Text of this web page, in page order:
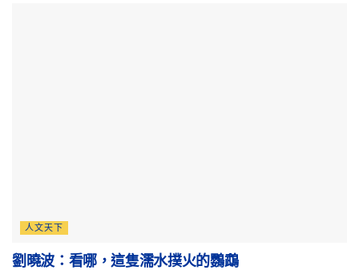
人文天下
劉曉波：看哪，這隻濡水撲火的鸚鵡